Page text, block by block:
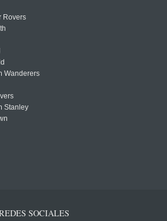
Rovers
Wanderers
Stanley
SOCIALES